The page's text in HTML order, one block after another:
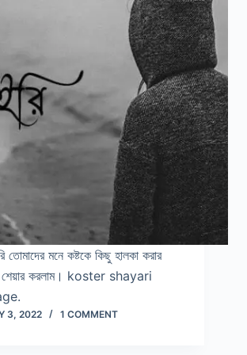
তোমাদের মনে কষ্টকে কিছু হালকা করার
শেয়ার করলাম। koster shayari
3, 2022 1 COMMENT